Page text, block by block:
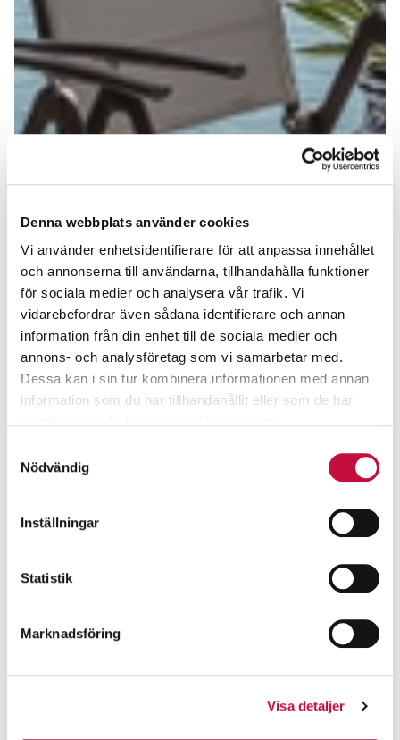
Denna webbplats använder cookies
Vi använder enhetsidentifierare för att anpassa innehållet
och annonserna till användarna, tillhandahålla funktioner
för sociala medier och analysera vår trafik. Vi
vidarebefordrar även sådana identifierare och annan
information från din enhet till de sociala medier och
annons- och analysföretag som vi samarbetar med.
Dessa kan i sin tur kombinera informationen med annan
information som du har tillhandahållit eller som de har
Nödvändig
Inställningar
Statistik
Marknadsföring
Visa detaljer